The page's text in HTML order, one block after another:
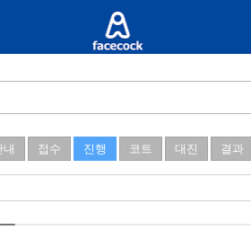
내 접수 진행 코트 대진 결과